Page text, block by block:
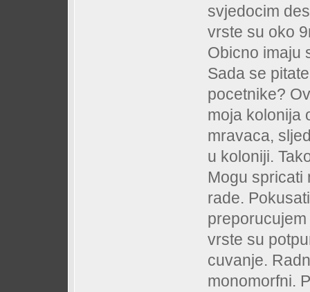
svjedocim
vrste su oko
Obicno imaju
Sada se
pocetnike?
moja kolonija
mravaca,
u koloniji.
Mogu spricati
rade.
vrste su
cuvanje.
monomorfni.